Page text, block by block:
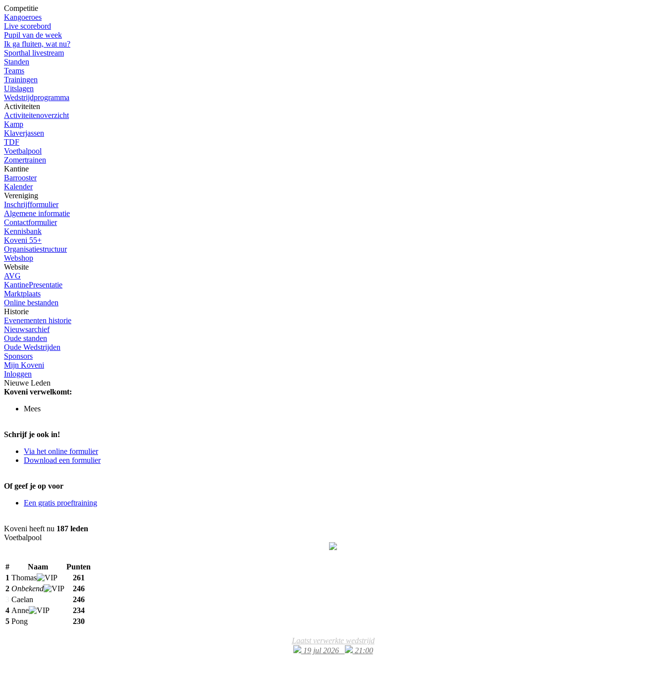
Competitie
Kangoeroes
Live scorebord
Pupil van de week
Ik ga fluiten, wat nu?
Sporthal livestream
Standen
Teams
Trainingen
Uitslagen
Wedstrijdprogramma
Activiteiten
Activiteitenoverzicht
Kamp
Klaverjassen
TDF
Voetbalpool
Zomertrainen
Kantine
Barrooster
Kalender
Vereniging
Inschrijfformulier
Algemene informatie
Contactformulier
Kennisbank
Koveni 55+
Organisatiestructuur
Webshop
Website
AVG
KantinePresentatie
Marktplaats
Online bestanden
Historie
Evenementen historie
Nieuwsarchief
Oude standen
Oude Wedstrijden
Sponsors
Mijn Koveni
Inloggen
Nieuwe Leden
Koveni verwelkomt:
Mees
Schrijf je ook in!
Via het online formulier
Download een formulier
Of geef je op voor
Een gratis proeftraining
Koveni heeft nu 187 leden
Voetbalpool
# Naam
Punten
1 Thomas
261
2 Onbekend
246
Caelan
246
4 Anne
234
5 Pong 230
Laatst verwerkte wedstrijd
19 jul 2026
21:00